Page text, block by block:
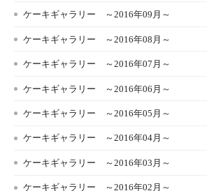
ケーキギャラリー ～2016年09月～
ケーキギャラリー ～2016年08月～
ケーキギャラリー ～2016年07月～
ケーキギャラリー ～2016年06月～
ケーキギャラリー ～2016年05月～
ケーキギャラリー ～2016年04月～
ケーキギャラリー ～2016年03月～
ケーキギャラリー ～2016年02月～